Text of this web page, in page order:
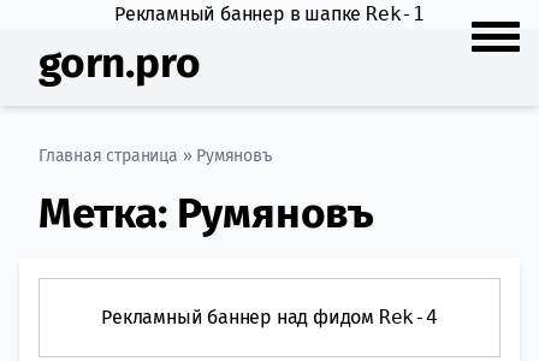
Рекламный баннер в шапке Rek-1
gorn.pro
Главная страница » Румяновъ
Метка: Румяновъ
Рекламный баннер над фидом Rek-4